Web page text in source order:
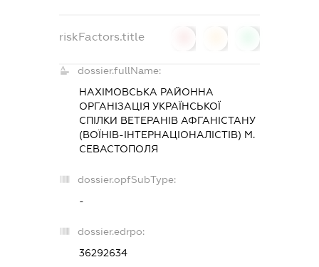
riskFactors.title
dossier.fullName:
НАХІМОВСЬКА РАЙОННА
ОРГАНІЗАЦІЯ УКРАЇНСЬКОЇ
СПІЛКИ ВЕТЕРАНІВ АФГАНІСТАНУ
(ВОЇНІВ-ІНТЕРНАЦІОНАЛІСТІВ) М.
СЕВАСТОПОЛЯ
dossier.opfSubType:
-
dossier.edrpo:
36292634